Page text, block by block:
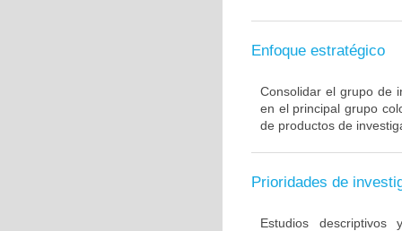
Enfoque estratégico
Consolidar el grupo de
en el principal grupo
de productos de
Prioridades de
Estudios